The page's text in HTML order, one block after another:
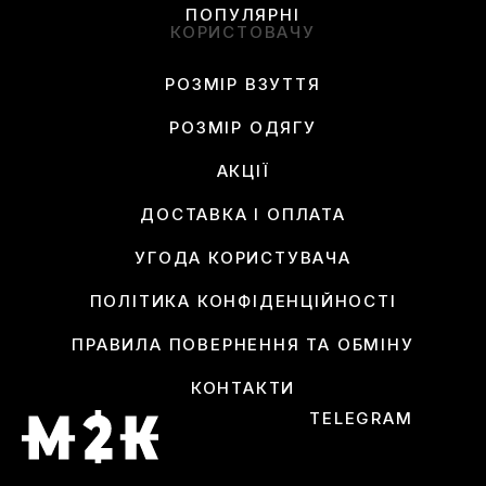
ПОПУЛЯРНІ
КОРИСТОВАЧУ
РОЗМІР ВЗУТТЯ
РОЗМІР ОДЯГУ
АКЦІЇ
ДОСТАВКА І ОПЛАТА
УГОДА КОРИСТУВАЧА
ПОЛІТИКА КОНФІДЕНЦІЙНОСТІ
ПРАВИЛА ПОВЕРНЕННЯ ТА ОБМІНУ
КОНТАКТИ
TELEGRAM